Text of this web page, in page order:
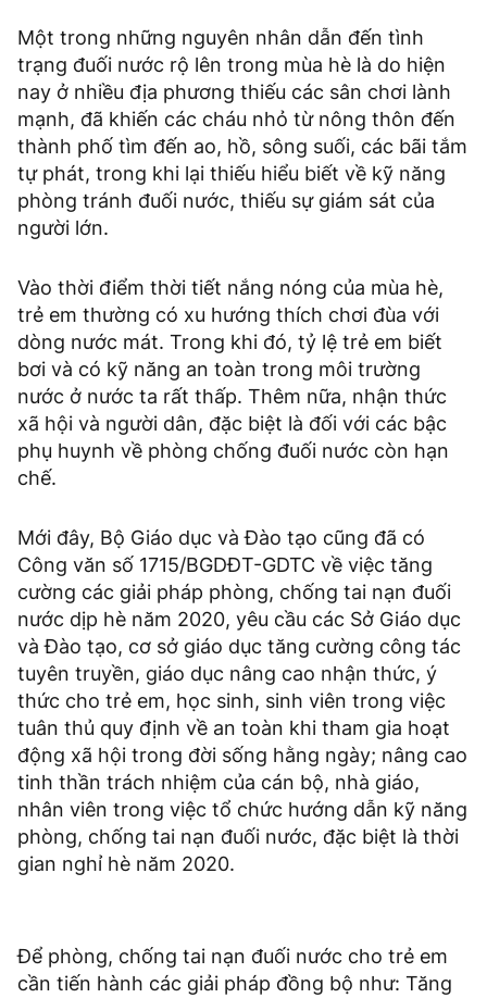
Một trong những nguyên nhân dẫn đến tình
trạng đuối nước rộ lên trong mùa hè là do hiện
nay ở nhiều địa phương thiếu các sân chơi lành
mạnh, đã khiến các cháu nhỏ từ nông thôn đến
thành phố tìm đến ao, hồ, sông suối, các bãi tắm
tự phát, trong khi lại thiếu hiểu biết về kỹ năng
phòng tránh đuối nước, thiếu sự giám sát của
người lớn.
Vào thời điểm thời tiết nắng nóng của mùa hè,
trẻ em thường có xu hướng thích chơi đùa với
dòng nước mát. Trong khi đó, tỷ lệ trẻ em biết
bơi và có kỹ năng an toàn trong môi trường
nước ở nước ta rất thấp. Thêm nữa, nhận thức
xã hội và người dân, đặc biệt là đối với các bậc
phụ huynh về phòng chống đuối nước còn hạn
chế.
Mới đây, Bộ Giáo dục và Đào tạo cũng đã có
Công văn số 1715/BGDĐT-GDTC về việc tăng
cường các giải pháp phòng, chống tai nạn đuối
nước dịp hè năm 2020, yêu cầu các Sở Giáo dục
và Đào tạo, cơ sở giáo dục tăng cường công tác
tuyên truyền, giáo dục nâng cao nhận thức, ý
thức cho trẻ em, học sinh, sinh viên trong việc
tuân thủ quy định về an toàn khi tham gia hoạt
động xã hội trong đời sống hằng ngày; nâng cao
tinh thần trách nhiệm của cán bộ, nhà giáo,
nhân viên trong việc tổ chức hướng dẫn kỹ năng
phòng, chống tai nạn đuối nước, đặc biệt là thời
gian nghỉ hè năm 2020.
Để phòng, chống tai nạn đuối nước cho trẻ em
cần tiến hành các giải pháp đồng bộ như: Tăng